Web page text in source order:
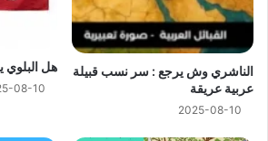
الناشري وش يرجع : سر نسب قبيلة
عربية عريقة
2025-08-10
هل
08-10